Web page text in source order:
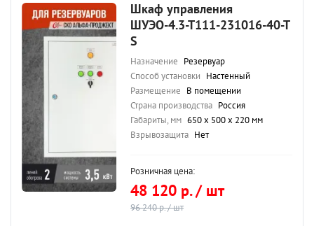
Шкаф управления
ШУЭО-4.3-Т111-231016-40-Т
S
Назначение Резервуар
Способ установки Настенный
Размещение В помещении
Страна производства Россия
Габариты, мм 650 х 500 х 220 мм
Взрывозащита Нет
Розничная цена:
48 120 р. / шт
96 240 р. / шт